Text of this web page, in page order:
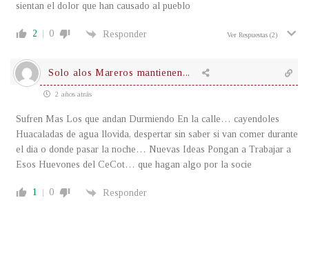
sientan el dolor que han causado al pueblo
2 0 Responder Ver Respuestas (2)
Solo alos Mareros mantienen...
2 años atrás
Sufren Mas Los que andan Durmiendo En la calle… cayendoles
Huacaladas de agua llovida, despertar sin saber si van comer durante
el dia o donde pasar la noche… Nuevas Ideas Pongan a Trabajar a
Esos Huevones del CeCot… que hagan algo por la socie
1 0 Responder